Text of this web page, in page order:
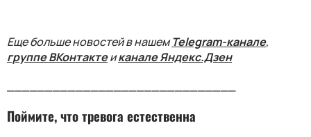
Еще больше новостей в нашемTelegram-канале,
группе ВКонтактеиканале Яндекс.Дзен
Поймите, что тревога естественна